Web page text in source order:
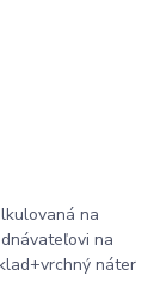
na
na
náter